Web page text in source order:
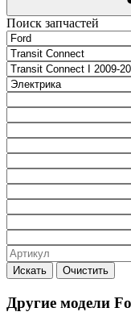
Поиск запчастей
Искать Очистить
Другие модели